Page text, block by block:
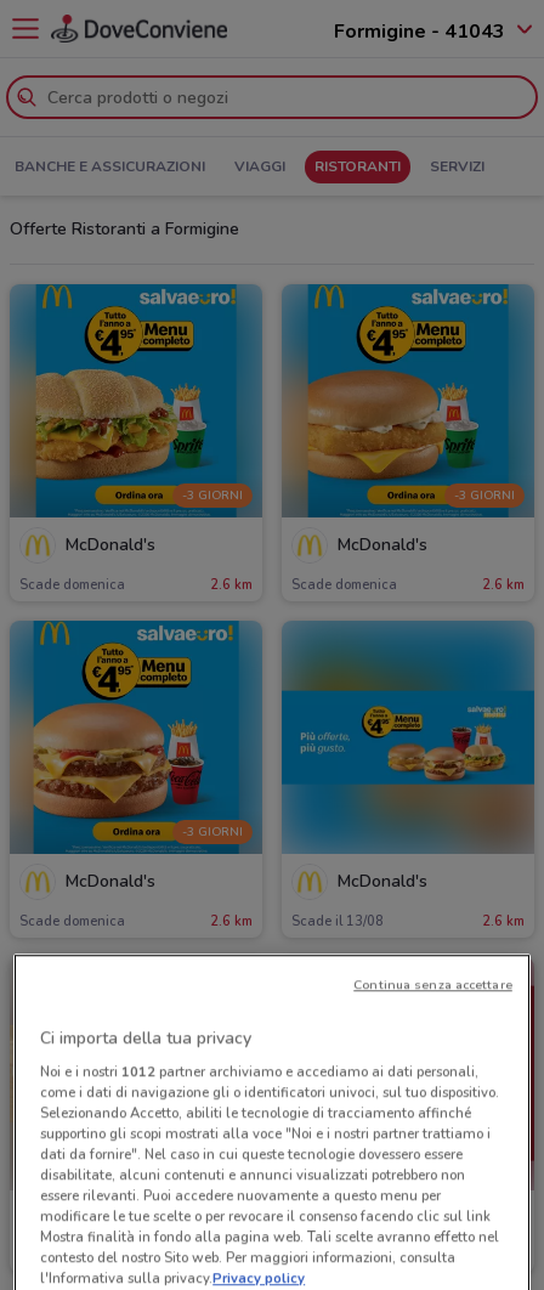
Formigine - 41043
BANCHE E ASSICURAZIONI VIAGGI RISTORANTI SERVIZI
Offerte Ristoranti a Formigine
-3 GIORNI
McDonald's
Scade domenica 2.6 km
-3 GIORNI
McDonald's
Scade domenica 2.6 km
-3 GIORNI
McDonald's
Scade domenica 2.6 km
McDonald's
Scade il 13/08 2.6 km
Roadhouse Restaurant
Scade il 18/08 3.4 km
Roadhouse Restaurant
Scade il 18/08
Ci importa della tua privacy
Noi e i nostri 1012partner archiviamo e accediamo ai dati personali,
come i dati di navigazione gli o identificatori univoci, sul tuo dispositivo.
Selezionando Accetto, abiliti le tecnologie di tracciamento affinché
supportino gli scopi mostrati alla voce "Noi e i nostri partner trattiamo i
dati da fornire". Nel caso in cui queste tecnologie dovessero essere
disabilitate, alcuni contenuti e annunci visualizzati potrebbero non
essere rilevanti. Puoi accedere nuovamente a questo menu per
modificare le tue scelte o per revocare il consenso facendo clic sul link
Mostra finalità in fondo alla pagina web. Tali scelte avranno effetto nel
contesto del nostro Sito web. Per maggiori informazioni, consulta
l'Informativa sulla privacy.Privacy policy
Continua senza accettare